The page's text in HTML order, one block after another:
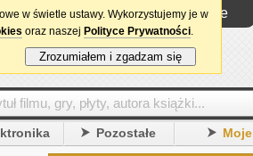
Logowanie
Pozostałe Moje
w świetle ustawy. Wykorzystujemy je w
oraz naszej Polityce Prywatności.
Zrozumiałem i zgadzam się